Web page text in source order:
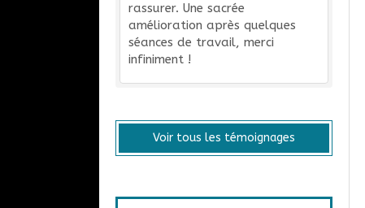
rassurer. Une sacrée
amélioration après quelques
séances de travail, merci
infiniment !
Voir tous les témoignages